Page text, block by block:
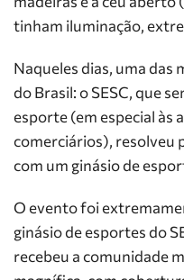
tinham iluminação,
Naqueles dias, uma das
do Brasil: o SESC, que
esporte (em especial às
comerciários), resolveu
com um ginásio de
O evento foi
ginásio de esportes do
recebeu a comunidade